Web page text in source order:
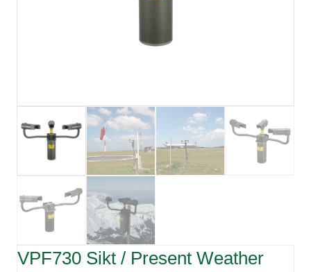
VPF730 Sikt / Present Weather